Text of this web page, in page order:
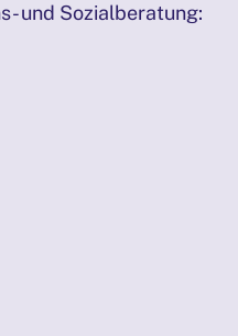
und Sozialberatung: